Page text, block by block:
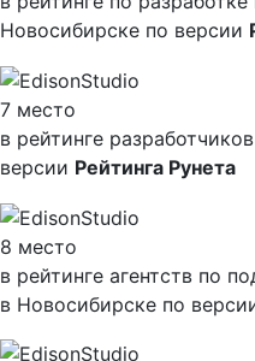
Новосибирске по версии
7 место
в рейтинге
версии Рейтинга Рунета
8 место
в рейтинге агентств по
в Новосибирске по